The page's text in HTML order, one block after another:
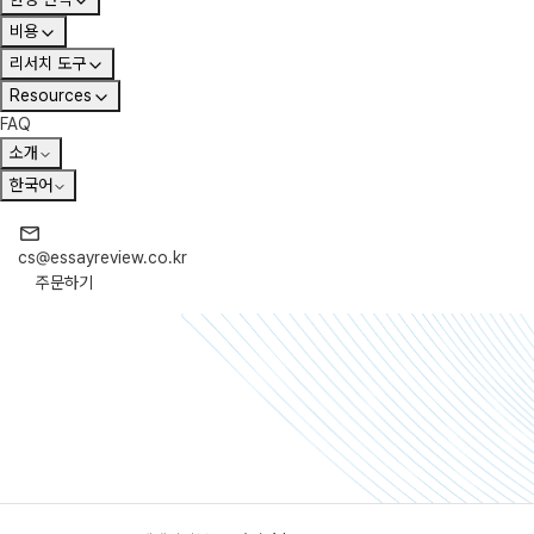
비용
리서치 도구
Resources
FAQ
소개
한국어
cs@essayreview.co.kr
주문하기